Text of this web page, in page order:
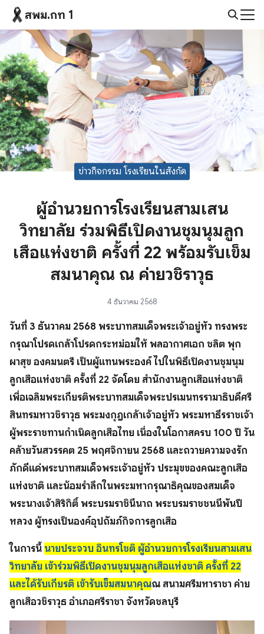
Skip
content
สพม.กท 1
Search
ข่าวกิจกรรม โรงเรียนในสังกัด
ผู้อำนวยการโรงเรียนสามเสน
วิทยาลัย ร่วมพิธีเปิดงานชุมนุมลูก
เสือแห่งชาติ ครั้งที่ 22 พร้อมรับเข็ม
สมนาคุณ ณ ค่ายวชิราวุธ
4 ธันวาคม 2568
วันที่ 3 ธันวาคม 2568 พระบาทสมเด็จพระเจ้าอยู่หัว ทรงพระ
กรุณาโปรดเกล้าโปรดกระหม่อมให้ พลอากาศเอก ชลิต พุก
ผาสุข องคมนตรี เป็นผู้แทนพระองค์ ไปในพิธีเปิดงานชุมนุม
ลูกเสือแห่งชาติ ครั้งที่ 22 จัดโดย สำนักงานลูกเสือแห่งชาติ
เพื่อเฉลิมพระเกียรติพระบาทสมเด็จพระปรเมนทรรามาธิบดีศรี
สินทรมหาวชิราวุธ พระมงกุฎเกล้าเจ้าอยู่หัว พระมหาธีรราชเจ้า
ผู้พระราชทานกำเนิดลูกเสือไทย เนื่องในโอกาสครบ 100 ปี วัน
คล้ายวันสวรรคต 25 พฤศจิกายน 2568 และถวายความจงรัก
ภักดีแด่พระบาทสมเด็จพระเจ้าอยู่หัว ประมุขของคณะลูกเสือ
แห่งชาติ และน้อมรำลึกในพระมหากรุณาธิคุณของสมเด็จ
พระนางเจ้าสิริกิติ์ พระบรมราชินีนาถ พระบรมราชชนนีพันปี
หลวง ผู้ทรงเป็นองค์อุปถัมภ์กิจการลูกเสือ
ในการนี้ นายประจวบ อินทรโชติ ผู้อำนวยการโรงเรียนสามเสน
วิทยาลัย เข้าร่วมพิธีเปิดงานชุมนุมลูกเสือแห่งชาติ ครั้งที่ 22
และได้รับเกียรติ เข้ารับเข็มสมนาคุณณ สนามศรีมหาราชา ค่าย
ลูกเสือวชิราวุธ อำเภอศรีราชา จังหวัดชลบุรี